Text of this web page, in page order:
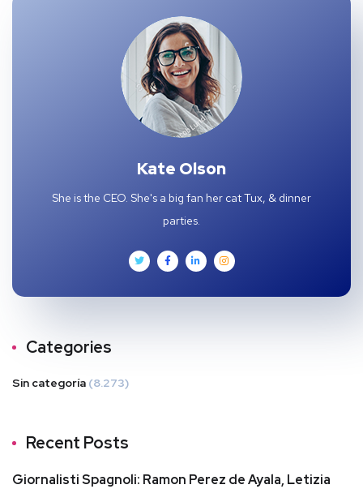
Kate Olson
She is the CEO. She's a big fan her cat Tux, & dinner
parties.
Categories
Sin categoría (8.273)
Recent Posts
Giornalisti Spagnoli: Ramon Perez de Ayala, Letizia